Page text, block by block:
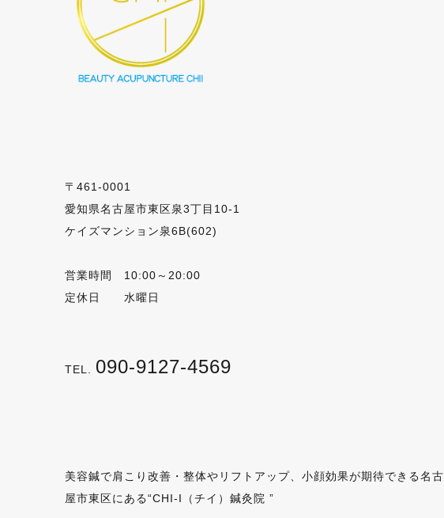
〒461-0001
愛知県名古屋市東区泉3丁目10-1
ケイズマンション泉6B(602)
営業時間 10:00～20:00
定休日 水曜日
TEL. 090-9127-4569
美容鍼で肩こり改善・整体やリフトアップ、小顔効果が期待できる名古
屋市東区にある“CHI-I（チイ）鍼灸院 ”